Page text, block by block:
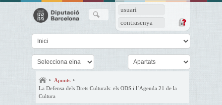
usuari
contrasenya
Apunts
La Defensa dels Drets Culturals: els ODS i l’Agenda 21 de la
Cultura